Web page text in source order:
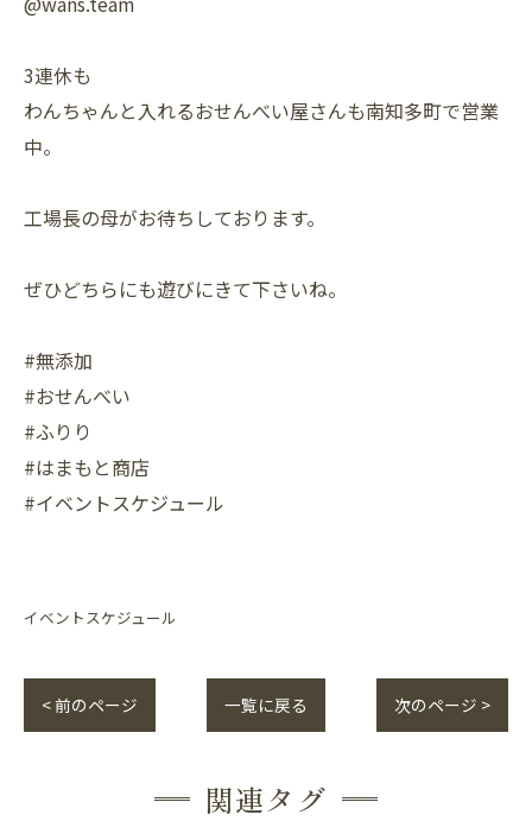
3連休も
わんちゃんと入れるおせんべい屋さんも南知多町で営業
中。
工場長の母がお待ちしております。
ぜひどちらにも遊びにきて下さいね。
#無添加
#おせんべい
#ふりり
#はまもと商店
#イベントスケジュール
イベントスケジュール
< 前のページ 一覧に戻る 次のページ >
関連タグ